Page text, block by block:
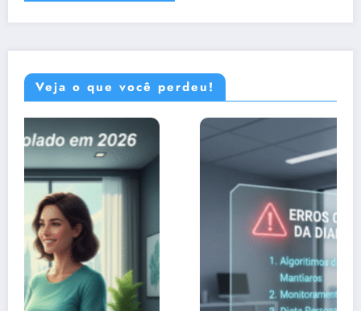
Veja o que você perdeu!